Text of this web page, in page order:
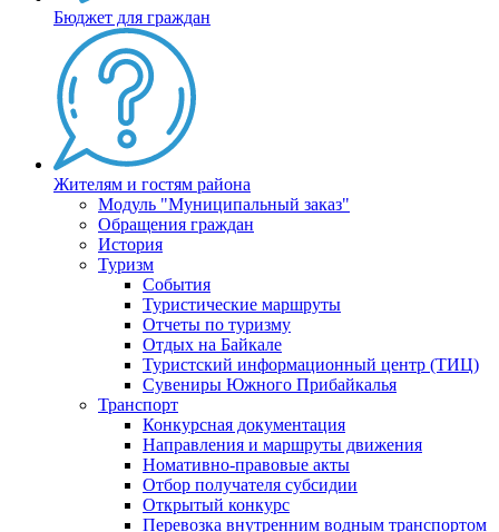
Бюджет для граждан
Жителям и гостям района
Модуль "Муниципальный заказ"
Обращения граждан
История
Туризм
События
Туристические маршруты
Отчеты по туризму
Отдых на Байкале
Туристский информационный центр (ТИЦ)
Сувениры Южного Прибайкалья
Транспорт
Конкурсная документация
Направления и маршруты движения
Номативно-правовые акты
Отбор получателя субсидии
Открытый конкурс
Перевозка внутренним водным транспортом